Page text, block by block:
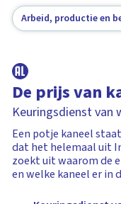
Arbeid, productie en
De prijs van
Keuringsdienst van
Een potje kaneel
dat het helemaal uit
zoekt uit waarom de
en welke kaneel er in